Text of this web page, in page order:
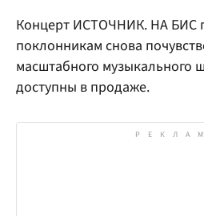
Концерт ИСТОЧНИК. НА БИС
поклонникам снова
масштабного музыкального
доступны в продаже.